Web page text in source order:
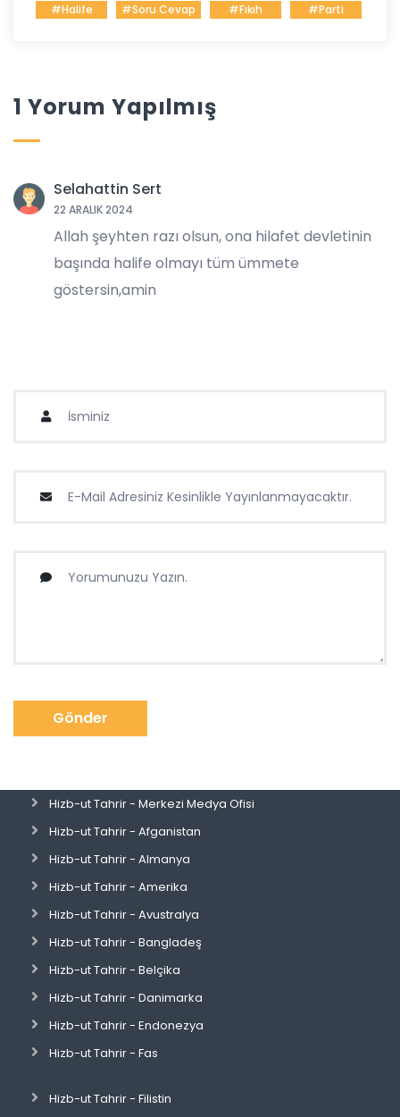
#Halife
#Soru Cevap #fıkıh #parti
1 Yorum Yapılmış
Selahattin Sert
22 ARALIK 2024
Allah şeyhten razı olsun, ona hilafet devletinin
başında halife olmayı tüm ümmete
göstersin,amin
Gönder
Hizb-ut Tahrir - Merkezi Medya Ofisi
Hizb-ut Tahrir - Afganistan
Hizb-ut Tahrir - Almanya
Hizb-ut Tahrir - Amerika
Hizb-ut Tahrir - Avustralya
Hizb-ut Tahrir - Bangladeş
Hizb-ut Tahrir - Belçika
Hizb-ut Tahrir - Danimarka
Hizb-ut Tahrir - Endonezya
Hizb-ut Tahrir - Fas
Hizb-ut Tahrir - Filistin